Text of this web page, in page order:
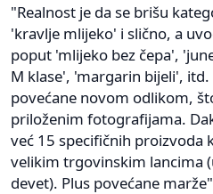
"Realnost je da se brišu
'kravlje mlijeko' i slično, a
poput 'mlijeko bez čepa',
M klase', 'margarin bijeli',
povećane novom odlikom,
priloženim fotografijama.
već 15 specifičnih proizvoda
velikim trgovinskim lancima
devet). Plus povećane